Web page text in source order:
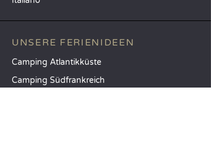
UNSERE FERIENIDEEN
Camping Atlantikküste
Camping Südfrankreich